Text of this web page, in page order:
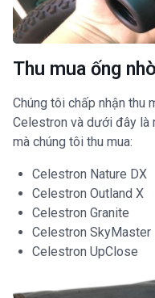
Thu mua ống
Chúng tôi chấp nhận thu
Celestron và dưới đây là
mà chúng tôi thu mua:
Celestron Nature DX
Celestron Outland X
Celestron Granite
Celestron SkyMaster
Celestron UpClose